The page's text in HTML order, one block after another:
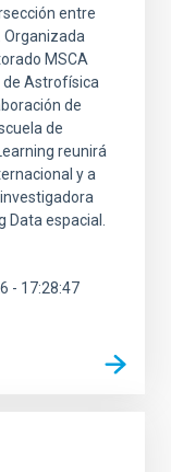
entre
Organizada
MSCA
de Astrofísica
de
de
reunirá
y a
Data espacial.
- 17:28:47